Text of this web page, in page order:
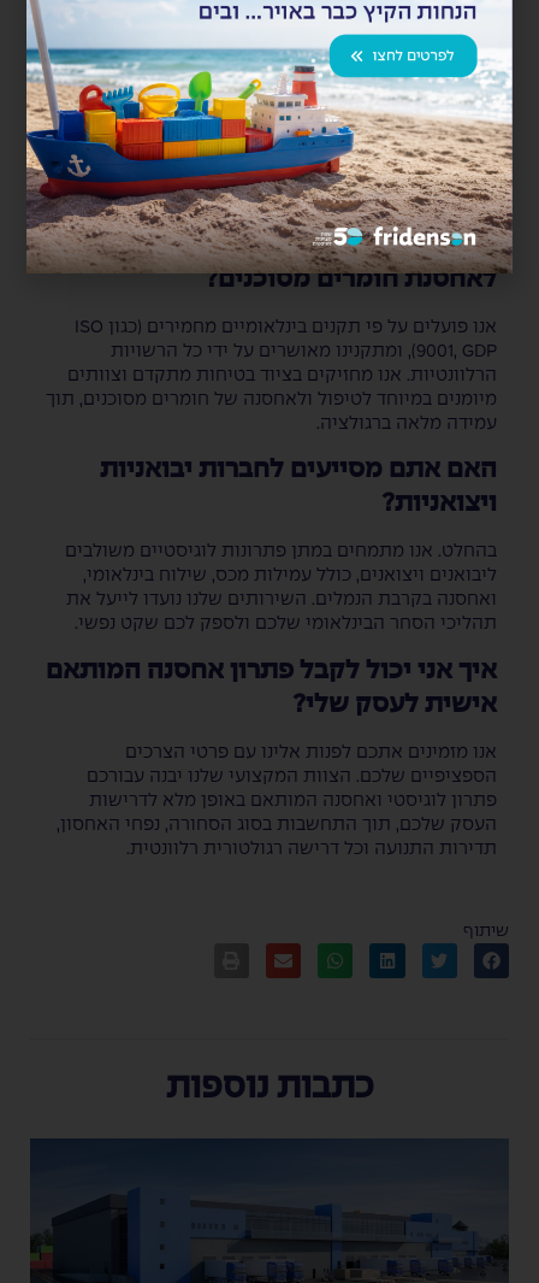
מה הופך את מיקומי המחסנים שלכם
לאסטרטגיים?
המחסנים שלנו ממוקמים בקרבת נמלים מרכזיים, כבישים
ראשיים וצומתי רכבת. מיקום זה מבטיח נגישות
אופטימלית, קיצור זמני שינוע, וחיבור יעיל לצירי יבוא ויצוא,
ובכך מייעל את כלל שרשרת האספקה.
כיצד אתם מבטיחים עמידה בתקנים
לאחסנת חומרים מסוכנים?
אנו פועלים על פי תקנים בינלאומיים מחמירים (כגון ISO
9001, GDP), ומתקנינו מאושרים על ידי כל הרשויות
הרלוונטיות. אנו מחזיקים בציוד בטיחות מתקדם וצוותים
מיומנים במיוחד לטיפול ולאחסנה של חומרים מסוכנים, תוך
עמידה מלאה ברגולציה.
האם אתם מסייעים לחברות יבואניות
ויצואניות?
בהחלט. אנו מתמחים במתן פתרונות לוגיסטיים משולבים
ליבואנים ויצואנים, כולל עמילות מכס, שילוח בינלאומי,
ואחסנה בקרבת הנמלים. השירותים שלנו נועדו לייעל את
תהליכי הסחר הבינלאומי שלכם ולספק לכם שקט נפשי.
איך אני יכול לקבל פתרון אחסנה המותאם
אישית לעסק שלי?
אנו מזמינים אתכם לפנות אלינו עם פרטי הצרכים
הספציפיים שלכם. הצוות המקצועי שלנו יבנה עבורכם
פתרון לוגיסטי ואחסנה המותאם באופן מלא לדרישות
העסק שלכם, תוך התחשבות בסוג הסחורה, נפחי האחסון,
תדירות התנועה וכל דרישה רגולטורית רלוונטית.
שיתוף
כתבות נוספות